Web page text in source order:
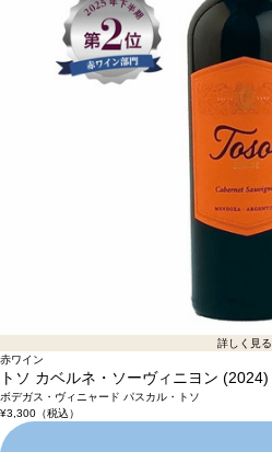
詳しく見る
赤ワイン
トソ カベルネ・ソーヴィニヨン (2024)
ボデガス・ヴィニャード パスカル・トソ
¥3,300（税込）